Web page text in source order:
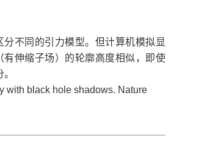
不同的引力模型。但计算机模拟显
伸缩子场）的轮廓高度相似，即使
with black hole shadows. Nature